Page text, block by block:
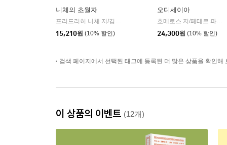
니체의 초월자
프리드리히 니체 저/김철 편역
15,210원 (10% 할인)
오디세이아
호메로스 저/페테르 파울 루벤스 그림/박문재 역
24,300원 (10% 할인)
검색 페이지에서 선택된 태그에 등록된 더 많은 상품을 확인해
이 상품의 이벤트 (12개)